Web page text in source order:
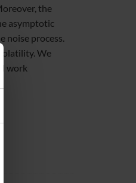
the
asymptotic
noise process.
We
work